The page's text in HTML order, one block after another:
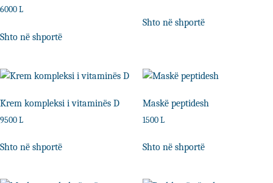
6000 L
Shto në shportë
Shto në shportë
Krem kompleksi i vitaminës D
9500 L
Shto në shportë
Maskë peptidesh
1500 L
Shto në shportë